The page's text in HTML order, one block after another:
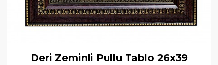
Deri Zeminli Pullu Tablo 26x39